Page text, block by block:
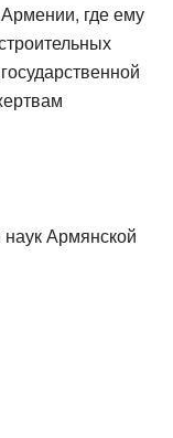
где ему
Армянской